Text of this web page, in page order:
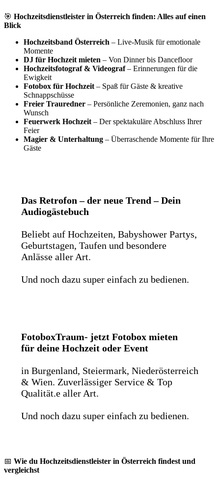
🎯 Hochzeitsdienstleister in Österreich finden: Alles auf einen
Blick
Hochzeitsband Österreich – Live-Musik für emotionale
Momente
DJ für Hochzeit mieten – Von Dinner bis Dancefloor
Hochzeitsfotograf & Videograf– Erinnerungen für die
Ewigkeit
Fotobox für Hochzeit – Spaß für Gäste & kreative
Schnappschüsse
Freier Trauredner – Persönliche Zeremonien, ganz nach
Wunsch
Feuerwerk Hochzeit – Der spektakuläre Abschluss Ihrer
Feier
Magier & Unterhaltung – Überraschende Momente für Ihre
Gäste
Das Retrofon – der neue Trend – Dein
Audiogästebuch
Beliebt auf Hochzeiten, Babyshower Partys,
Geburtstagen, Taufen und besondere
Anlässe aller Art.
Und noch dazu super einfach zu bedienen.
FotoboxTraum- jetzt Fotobox mieten
für deine Hochzeit oder Event
in Burgenland, Steiermark, Niederösterreich
& Wien. Zuverlässiger Service & Top
Qualität.e aller Art.
Und noch dazu super einfach zu bedienen.
📅 Wie du Hochzeitsdienstleister in Österreich findest und
vergleichst